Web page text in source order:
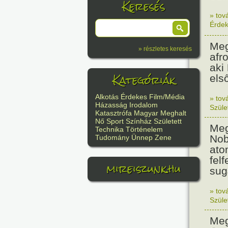
Keresés
» részletes keresés
Kategóriák
Alkotás Érdekes Film/Média
Házasság Irodalom
Katasztrófa Magyar Meghalt
Nő Sport Színház Született
Technika Történelem
Tudomány Ünnep Zene
mireiszunk.hu
»
aki
»
»